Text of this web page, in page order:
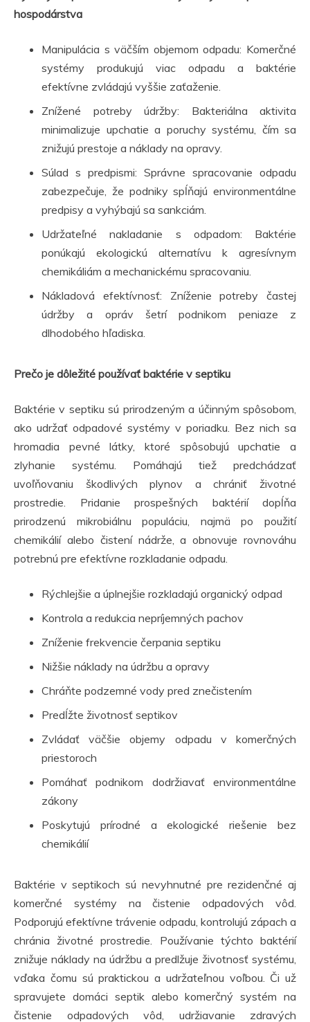
hospodárstva
Manipulácia s väčším objemom odpadu: Komerčné
systémy produkujú viac odpadu a baktérie
efektívne zvládajú vyššie zaťaženie.
Znížené potreby údržby: Bakteriálna aktivita
minimalizuje upchatie a poruchy systému, čím sa
znižujú prestoje a náklady na opravy.
Súlad s predpismi: Správne spracovanie odpadu
zabezpečuje, že podniky spĺňajú environmentálne
predpisy a vyhýbajú sa sankciám.
Udržateľné nakladanie s odpadom: Baktérie
ponúkajú ekologickú alternatívu k agresívnym
chemikáliám a mechanickému spracovaniu.
Nákladová efektívnosť: Zníženie potreby častej
údržby a opráv šetrí podnikom peniaze z
dlhodobého hľadiska.
Prečo je dôležité používať baktérie v septiku
Baktérie v septiku sú prirodzeným a účinným spôsobom,
ako udržať odpadové systémy v poriadku. Bez nich sa
hromadia pevné látky, ktoré spôsobujú upchatie a
zlyhanie systému. Pomáhajú tiež predchádzať
uvoľňovaniu škodlivých plynov a chrániť životné
prostredie. Pridanie prospešných baktérií dopĺňa
prirodzenú mikrobiálnu populáciu, najmä po použití
chemikálií alebo čistení nádrže, a obnovuje rovnováhu
potrebnú pre efektívne rozkladanie odpadu.
Rýchlejšie a úplnejšie rozkladajú organický odpad
Kontrola a redukcia nepríjemných pachov
Zníženie frekvencie čerpania septiku
Nižšie náklady na údržbu a opravy
Chráňte podzemné vody pred znečistením
Predĺžte životnosť septikov
Zvládať väčšie objemy odpadu v komerčných
priestoroch
Pomáhať podnikom dodržiavať environmentálne
zákony
Poskytujú prírodné a ekologické riešenie bez
chemikálií
Baktérie v septikoch sú nevyhnutné pre rezidenčné aj
komerčné systémy na čistenie odpadových vôd.
Podporujú efektívne trávenie odpadu, kontrolujú zápach a
chránia životné prostredie. Používanie týchto baktérií
znižuje náklady na údržbu a predlžuje životnosť systému,
vďaka čomu sú praktickou a udržateľnou voľbou. Či už
spravujete domáci septik alebo komerčný systém na
čistenie odpadových vôd, udržiavanie zdravých